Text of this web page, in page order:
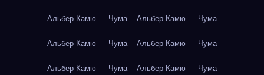
Альбер Камю — Чума Альбер Камю — Чума
Альбер Камю — Чума Альбер Камю — Чума
Альбер Камю — Чума Альбер Камю — Чума